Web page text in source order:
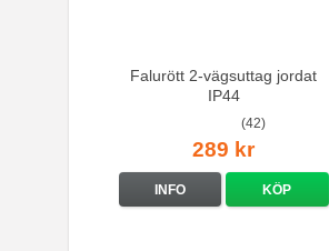
Falurött 2-vägsuttag jordat
IP44
(42)
289 kr
INFO KÖP